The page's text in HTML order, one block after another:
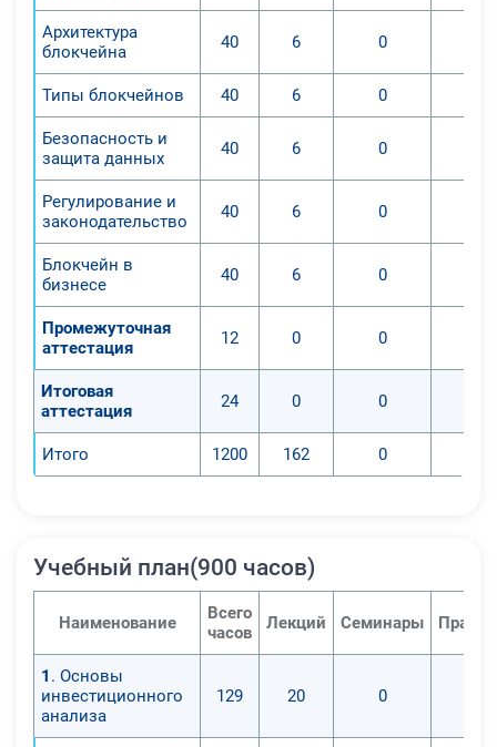
Архитектура
блокчейна
40 6 0
Типы блокчейнов 40 6 0
Безопасность и
защита данных
40 6 0
Регулирование и
законодательство
40 6 0
Блокчейн в
бизнесе
40 6 0
Промежуточная
аттестация
12 0 0
Итоговая
аттестация
24 0 0
Итого 1200 162 0
Учебный план(900 часов)
Наименование
Всего
часов
Лекций Семинары
1 . Основы
инвестиционного
анализа
129 20 0